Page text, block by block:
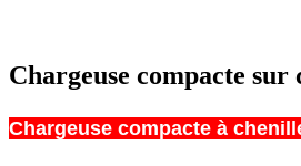
Chargeuse compacte sur
Chargeuse compacte à